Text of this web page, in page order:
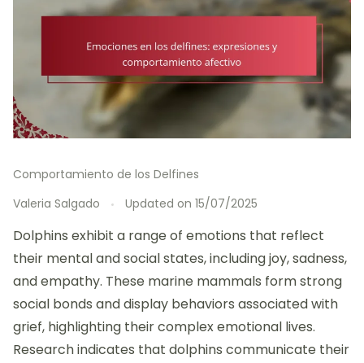
Comportamiento de los Delfines
Valeria Salgado
Updated on 15/07/2025
Dolphins exhibit a range of emotions that reflect
their mental and social states, including joy, sadness,
and empathy. These marine mammals form strong
social bonds and display behaviors associated with
grief, highlighting their complex emotional lives.
Research indicates that dolphins communicate their